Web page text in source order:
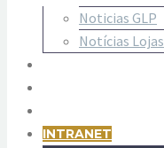
Noticias GLP
Notícias Lojas
INTRANET